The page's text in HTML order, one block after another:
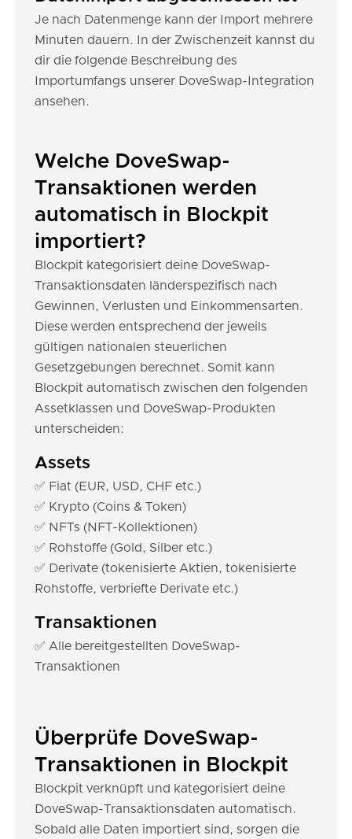
Je nach Datenmenge kann der Import mehrere
Minuten dauern. In der Zwischenzeit kannst du
dir die folgende Beschreibung des
Importumfangs unserer DoveSwap-Integration
ansehen.
Welche DoveSwap-
Transaktionen werden
automatisch in Blockpit
importiert?
Blockpit kategorisiert deine DoveSwap-
Transaktionsdaten länderspezifisch nach
Gewinnen, Verlusten und Einkommensarten.
Diese werden entsprechend der jeweils
gültigen nationalen steuerlichen
Gesetzgebungen berechnet. Somit kann
Blockpit automatisch zwischen den folgenden
Assetklassen und DoveSwap-Produkten
unterscheiden:
Assets
✅ Fiat (EUR, USD, CHF etc.)
✅ Krypto (Coins & Token)
✅ NFTs (NFT-Kollektionen)
✅ Rohstoffe (Gold, Silber etc.)
✅ Derivate (tokenisierte Aktien, tokenisierte
Rohstoffe, verbriefte Derivate etc.)
Transaktionen
✅ Alle bereitgestellten DoveSwap-
Transaktionen
Überprüfe DoveSwap-
Transaktionen in Blockpit
Blockpit verknüpft und kategorisiert deine
DoveSwap-Transaktionsdaten automatisch.
Sobald alle Daten importiert sind, sorgen die